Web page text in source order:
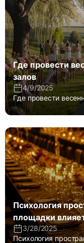
Где провести
залов
4/9/2025
Где провести
Психология
площадки
3/28/2025
Психология